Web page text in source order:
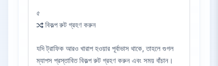
৫
বিকল্প রুট গ্রহণ করুন
যদি ট্রাফিক আরও খারাপ হওয়ার পূর্বাভাস থাকে, তাহলে গুগল
ম্যাপস প্রস্তাবিত বিকল্প রুট গ্রহণ করুন এবং সময় বাঁচান।